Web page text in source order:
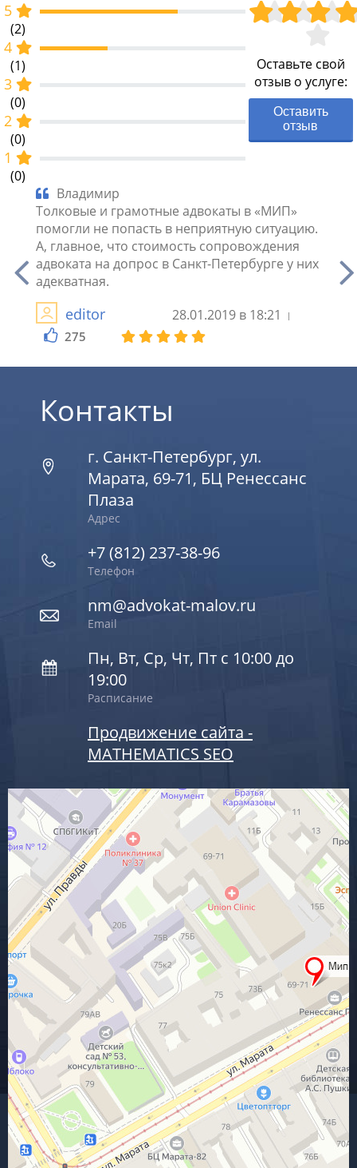
5
(2)
4
(1)
3
(0)
2
(0)
1
(0)
Оставьте свой
отзыв о услуге:
Оставить
отзыв
и
Владимир
Толковые и грамотные адвокаты в «МИП»
помогли не попасть в неприятную ситуацию.
А, главное, что стоимость сопровождения
адвоката на допрос в Санкт-Петербурге у них
адекватная.
editor 28.01.2019 в 18:21
275
Контакты
г. Санкт-Петербург, ул.
Марата, 69-71, БЦ Ренессанс
Плаза
Адрес
+7 (812) 237-38-96
Телефон
nm@advokat-malov.ru
Email
Пн, Вт, Ср, Чт, Пт с 10:00 до
19:00
Расписание
Продвижение сайта -
MATHEMATICS SEO